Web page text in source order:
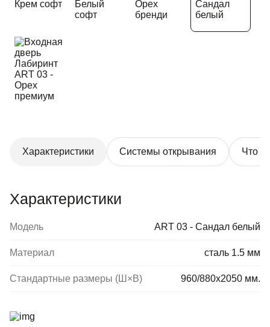
Характеристики Системы открывания Что
Характеристики
Модель ART 03 - Сандал белый
Материал сталь 1.5 мм
Стандартные размеры (Ш×В) 960/880х2050 мм.